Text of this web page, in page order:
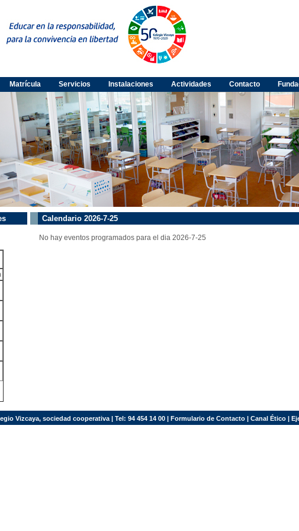
Matrícula Servicios Instalaciones Actividades Contacto
Calendario 2026-7-25
No hay eventos programados para el dia 2026-7-25
Vizcaya, sociedad cooperativa | Tel: 94 454 14 00 | Formulario de Contacto| Canal Ético|